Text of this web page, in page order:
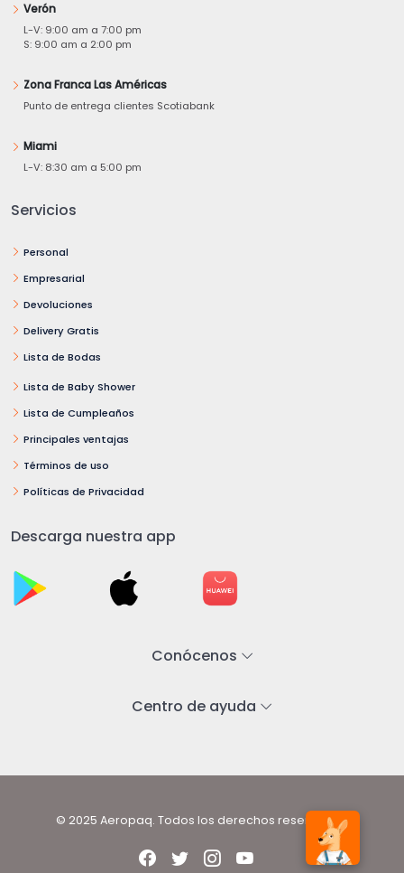
Verón
L-V: 9:00 am a 7:00 pm
S: 9:00 am a 2:00 pm
Zona Franca Las Américas
Punto de entrega clientes Scotiabank
Miami
L-V: 8:30 am a 5:00 pm
Servicios
Personal
Empresarial
Devoluciones
Delivery Gratis
Lista de Bodas
Lista de Baby Shower
Lista de Cumpleaños
Principales ventajas
Términos de uso
Políticas de Privacidad
Descarga nuestra app
Conócenos
Centro de ayuda
© 2025 Aeropaq. Todos los derechos reservados.